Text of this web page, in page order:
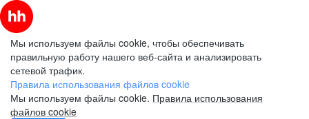
Мы используем файлы cookie, чтобы обеспечивать
правильную работу нашего веб-сайта и анализировать
сетевой трафик.
Правила использования файлов cookie
Мы используем файлы cookie. Правила использования
файлов cookie